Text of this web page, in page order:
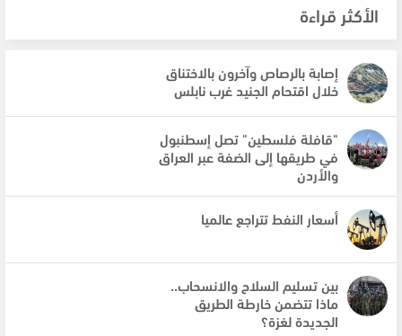
الأكثر قراءة
إصابة بالرصاص وآخرون بالاختناق
خلال اقتحام الجنيد غرب نابلس
"قافلة فلسطين" تصل إسطنبول
في طريقها إلى الضفة عبر العراق
والأردن
أسعار النفط تتراجع عالميا
بين تسليم السلاح والانسحاب..
ماذا تتضمن خارطة الطريق
الجديدة لغزة؟